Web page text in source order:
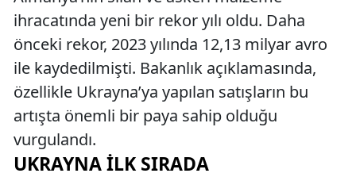
ihracatında yeni bir rekor yılı oldu. Daha
önceki rekor, 2023 yılında 12,13 milyar avro
ile kaydedilmişti. Bakanlık açıklamasında,
özellikle Ukrayna’ya yapılan satışların bu
artışta önemli bir paya sahip olduğu
vurgulandı.
UKRAYNA İLK SIRADA